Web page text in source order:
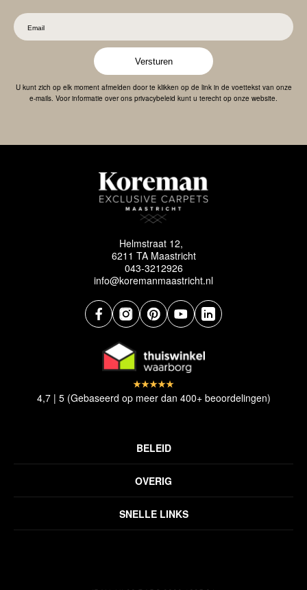
Versturen
U kunt zich op elk moment afmelden door te klikken op de link in de voettekst van onze
e-mails. Voor informatie over ons privacybeleid kunt u terecht op onze website.
Helmstraat 12,
6211 TA Maastricht
043-3212926
info@koremanmaastricht.nl
SNELLE LINKS
OVERIG
Inspiratie
BELEID
Disclaimer
Verzendbeleid
4,7 | 5 (Gebaseerd op meer dan 400+ beoordelingen)